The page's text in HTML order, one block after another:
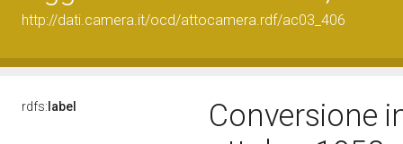
http://dati.camera.it/ocd/attocamera.rdf/ac03_406
rdfs: label
Conversione